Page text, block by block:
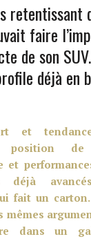
retentissant
faire
de son
déjà en
et
position de
et
déjà
fait un
mêmes
dans un